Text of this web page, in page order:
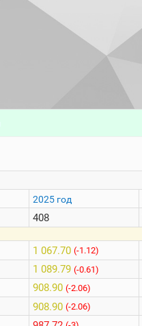
2025 год
408
1 067.70 (-1.12)
1 089.79 (-0.61)
908.90 (-2.06)
908.90 (-2.06)